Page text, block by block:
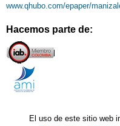
www.qhubo.com/epaper/
Hacemos parte de:
El uso de este sitio web